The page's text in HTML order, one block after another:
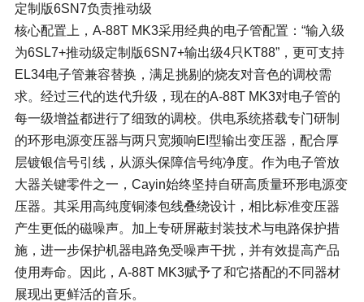
定制版6SN7负责推动级
核心配置上，A-88T MK3采用经典的电子管配置：“输入级
为6SL7+推动级定制版6SN7+输出级4只KT88”，更可支持
EL34电子管兼容替换，满足挑剔的烧友对音色的调校需
求。经过三代的迭代升级，现在的A-88T MK3对电子管的
每一级增益都进行了细致的调校。供电系统搭载专门研制
的环形电源变压器与两只宽频响EI型输出变压器，配合厚
层镀银信号引线，从源头保障信号纯净度。作为电子管放
大器关键零件之一，Cayin始终坚持自研高质量环形电源变
压器。其采用高纯度铜漆包线叠绕设计，相比标准变压器
产生更低的磁噪声。加上专研屏蔽封装技术与电路保护措
施，进一步保护机器电路免受噪声干扰，并有效提高产品
使用寿命。因此，A-88T MK3赋予了和它搭配的不同器材
展现出更鲜活的音乐。